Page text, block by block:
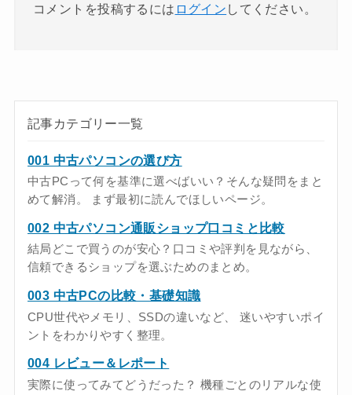
コメントを投稿するには ログイン してください。
記事カテゴリー一覧
001 中古パソコンの選び方
中古PCって何を基準に選べばいい？そんな疑問をまと
めて解消。 まず最初に読んでほしいページ。
002 中古パソコン通販ショップ口コミと比較
結局どこで買うのが安心？口コミや評判を見ながら、
信頼できるショップを選ぶためのまとめ。
003 中古PCの比較・基礎知識
CPU世代やメモリ、SSDの違いなど、 迷いやすいポイ
ントをわかりやすく整理。
004 レビュー＆レポート
実際に使ってみてどうだった？ 機種ごとのリアルな使